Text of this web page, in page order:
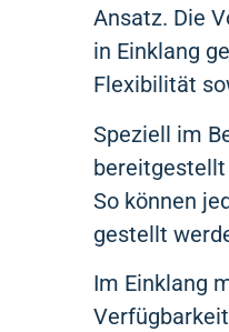
Ansatz. Die
in Einklang
Flexibilität
Speziell im
bereitgestellt
So können
gestellt
Im Einklang